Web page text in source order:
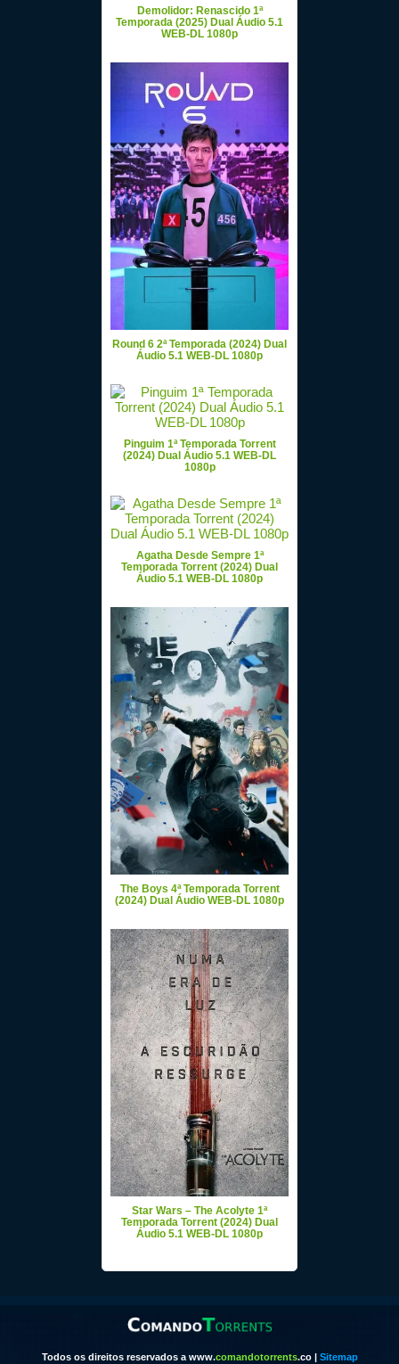
Demolidor: Renascido 1ª
Temporada (2025) Dual Áudio 5.1
WEB-DL 1080p
Round 6 2ª Temporada (2024) Dual
Áudio 5.1 WEB-DL 1080p
Pinguim 1ª Temporada Torrent
(2024) Dual Áudio 5.1 WEB-DL
1080p
Agatha Desde Sempre 1ª
Temporada Torrent (2024) Dual
Áudio 5.1 WEB-DL 1080p
The Boys 4ª Temporada Torrent
(2024) Dual Áudio WEB-DL 1080p
Star Wars – The Acolyte 1ª
Temporada Torrent (2024) Dual
Áudio 5.1 WEB-DL 1080p
Todos os direitos reservados a www.comandotorrents.co | Sitemap